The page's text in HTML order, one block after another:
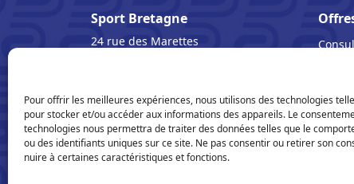
Pour offrir les meilleures expériences, nous utilisons des technologies
pour stocker et/ou accéder aux informations des appareils. Le
technologies nous permettra de traiter des données telles que le
ou des identifiants uniques sur ce site. Ne pas consentir ou retirer son
nuire à certaines caractéristiques et fonctions.
Sport Bretagne
24 rue des Marettes
Covoiturage
🚨 Signaler une violence
CGV